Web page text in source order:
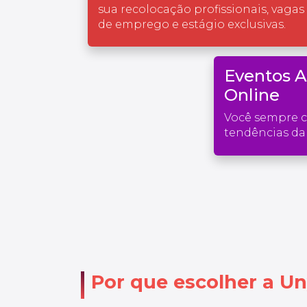
sua recolocação profissionais, vagas
de emprego e estágio exclusivas.
Eventos
Online
Você sempre
tendências da
Por que escolher a